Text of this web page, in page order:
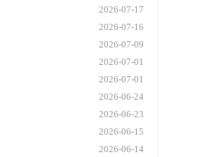
2026-07-17
2026-07-16
2026-07-09
2026-07-01
2026-07-01
2026-06-24
2026-06-23
2026-06-15
2026-06-14